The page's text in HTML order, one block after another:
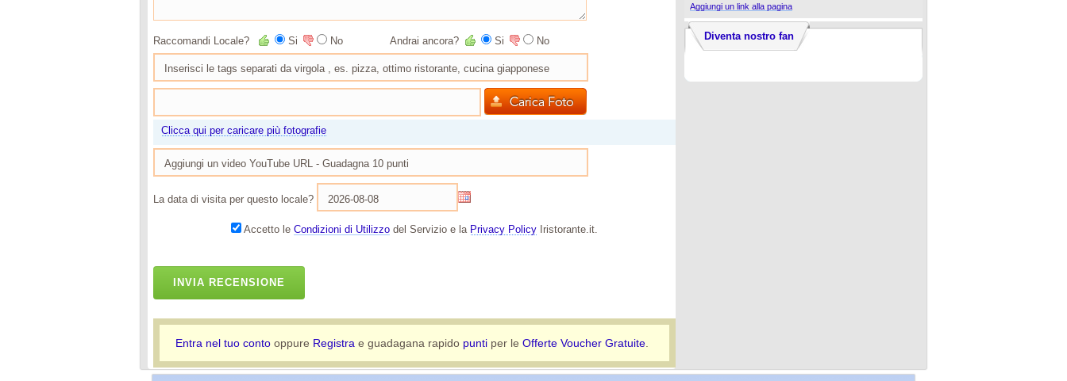
Raccomandi Locale? Si No Andrai ancora? Si No
Clicca qui per caricare più fotografie
La data di visita per questo locale?
Accetto le Condizioni di Utilizzodel Servizio e la Privacy PolicyIristorante.it.
INVIA RECENSIONE
Entra nel tuo contooppure Registra e guadagana rapido puntiper le Offerte Voucher Gratuite.
Aggiungi un link alla pagina
Diventa nostro fan